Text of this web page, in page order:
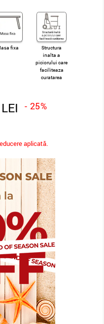
fixa
Structura
inalta a
piciorului care
faciliteaza
curatarea
- 25%
aplicată.